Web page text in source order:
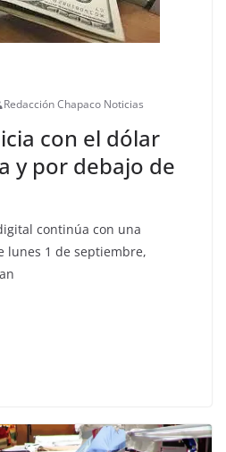
Redacción Chapaco Noticias
con el dólar
y por debajo de
continúa con una
lunes 1 de septiembre,